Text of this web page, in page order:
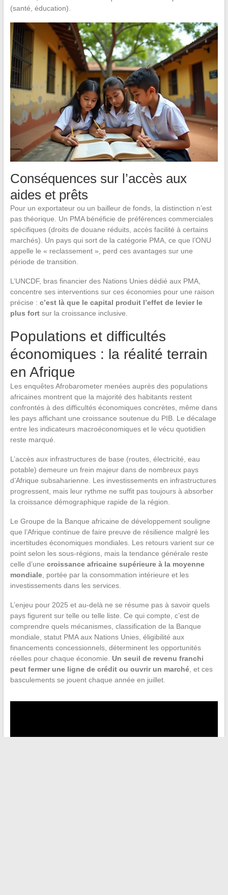
(santé, éducation).
Conséquences sur l’accès aux
aides et prêts
Pour un exportateur ou un bailleur de fonds, la distinction n’est
pas théorique. Un PMA bénéficie de préférences commerciales
spécifiques (droits de douane réduits, accès facilité à certains
marchés). Un pays qui sort de la catégorie PMA, ce que l’ONU
appelle le « reclassement », perd ces avantages sur une
période de transition.
L’UNCDF, bras financier des Nations Unies dédié aux PMA,
concentre ses interventions sur ces économies pour une raison
précise : c’est là que le capital produit l’effet de levier le
plus fortsur la croissance inclusive.
Populations et difficultés
économiques : la réalité terrain
en Afrique
Les enquêtes Afrobarometer menées auprès des populations
africaines montrent que la majorité des habitants restent
confrontés à des difficultés économiques concrètes, même dans
les pays affichant une croissance soutenue du PIB. Le décalage
entre les indicateurs macroéconomiques et le vécu quotidien
reste marqué.
L’accès aux infrastructures de base (routes, électricité, eau
potable) demeure un frein majeur dans de nombreux pays
d’Afrique subsaharienne. Les investissements en infrastructures
progressent, mais leur rythme ne suffit pas toujours à absorber
la croissance démographique rapide de la région.
Le Groupe de la Banque africaine de développement souligne
que l’Afrique continue de faire preuve de résilience malgré les
incertitudes économiques mondiales. Les retours varient sur ce
point selon les sous-régions, mais la tendance générale reste
celle d’une croissance africaine supérieure à la moyenne
mondiale, portée par la consommation intérieure et les
investissements dans les services.
L’enjeu pour 2025 et au-delà ne se résume pas à savoir quels
pays figurent sur telle ou telle liste. Ce qui compte, c’est de
comprendre quels mécanismes, classification de la Banque
mondiale, statut PMA aux Nations Unies, éligibilité aux
financements concessionnels, déterminent les opportunités
réelles pour chaque économie. Un seuil de revenu franchi
peut fermer une ligne de crédit ou ouvrir un marché, et ces
basculements se jouent chaque année en juillet.